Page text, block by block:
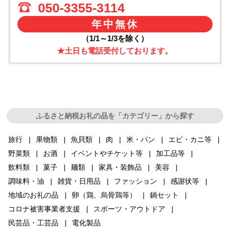
050-3355-3114
年中無休
（1/1～1/3を除く）
★土日も電話受付しております。
ふるさと納税お礼の品を「カテゴリー」から探す
旅行 果物類 魚貝類 肉 米・パン
エビ・カニ等
野菜類
お酒 イベントやチケット等
加工品等
飲料類
菓子 麺類 家具・装飾品
美容
調味料・油
雑貨・日用品 ファッション
感謝状等
地域のお礼の品
卵（鶏、烏骨鶏等）
鍋セット
コロナ被害事業者支援
スポーツ・アウトドア
民芸品・工芸品
電化製品